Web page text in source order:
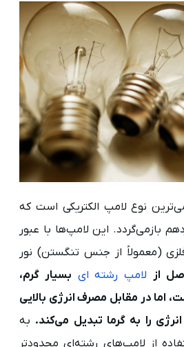
نوع لامپ الکتریکی است که
بازمی‌گردد. این لامپ‌ها با عبور
(معمولاً از جنس تنگستن) نور
از لامپ رشته‌ ای بسیار گرم،
اما در مقابل مصرف انرژی بالایی
را به گرما تبدیل می‌کند. به
از لامپ‌های رشته‌ای محدودتر